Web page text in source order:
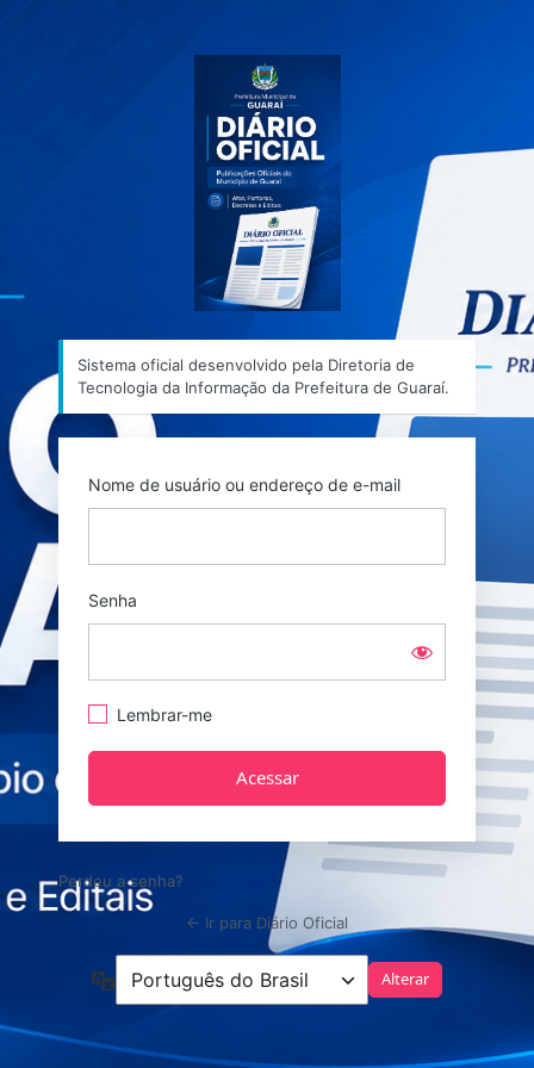
Sistema oficial desenvolvido pela Diretoria de
Tecnologia da Informação da Prefeitura de Guaraí.
Nome de usuário ou endereço de e-mail
Senha
Lembrar-me
Perdeu a senha?
← Ir para Diário Oficial
Idioma